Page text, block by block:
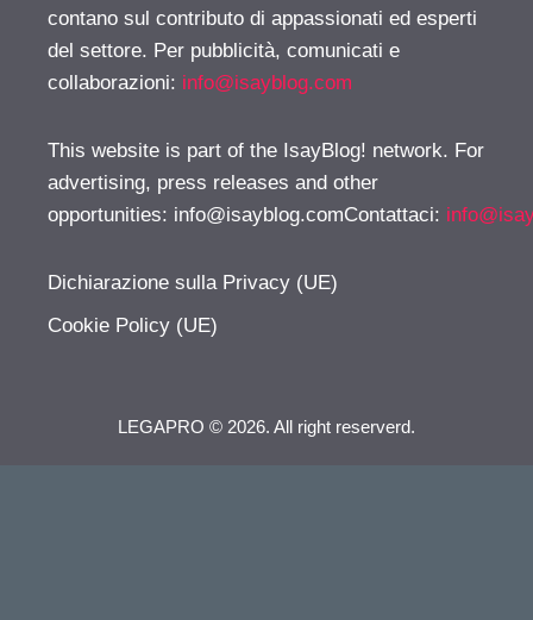
contano sul contributo di appassionati ed esperti
del settore. Per pubblicità, comunicati e
collaborazioni: info@isayblog.com
This website is part of the IsayBlog! network. For
advertising, press releases and other
opportunities: info@isayblog.comContattaci:
Dichiarazione sulla Privacy (UE)
Cookie Policy (UE)
LEGAPRO © 2026. All right reserverd.